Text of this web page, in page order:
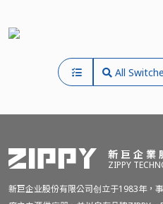
All
新巨企業
ZIPPY
新巨企业股份有限公司创立于1983年，